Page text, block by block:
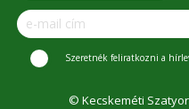
Szeretnék feliratkozni a
© Kecskeméti